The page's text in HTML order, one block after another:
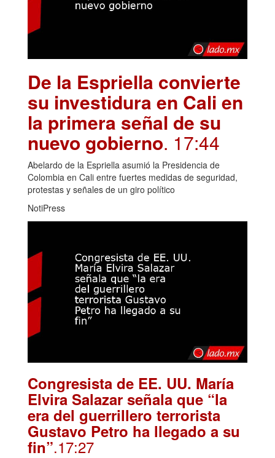
De la Espriella convierte
su investidura en Cali en
la primera señal de su
nuevo gobierno. 17:44
Abelardo de la Espriella asumió la Presidencia de
Colombia en Cali entre fuertes medidas de seguridad,
protestas y señales de un giro político
NotiPress
Congresista de EE. UU. María
Elvira Salazar señala que “la
era del guerrillero terrorista
Gustavo Petro ha llegado a su
fin”.17:27